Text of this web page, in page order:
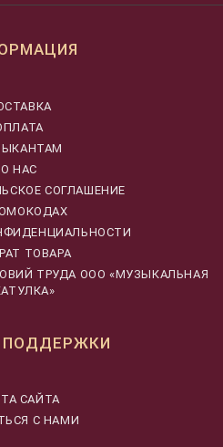
О НАС
СОГЛАШЕНИЕ
ТОВАРА
ТРУДА ООО «МУЗЫКАЛЬНАЯ
САЙТА
С НАМИ